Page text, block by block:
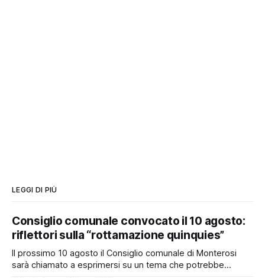
LEGGI DI PIÙ
Consiglio comunale convocato il 10 agosto:
riflettori sulla “rottamazione quinquies”
Il prossimo 10 agosto il Consiglio comunale di Monterosi
sarà chiamato a esprimersi su un tema che potrebbe